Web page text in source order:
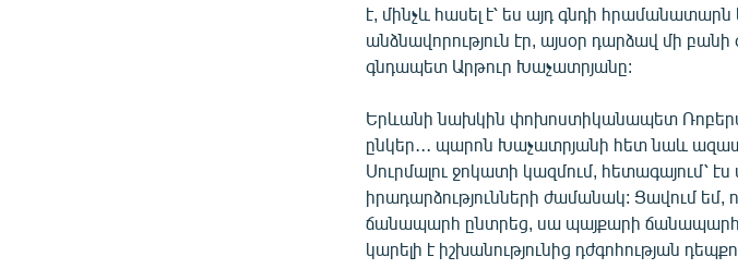
է, մինչև հասել է՝ ես այդ գնդի հրամանատարն
անձնավորություն էր, այսօր դարձավ մի
գնդապետ Արթուր Խաչատրյանը:
Երևանի նախկին փոխոստիկանապետ Ռոբերտ
ընկեր․․․ պարոն Խաչատրյանի հետ նաև
Սուրմալու ջոկատի կազմում, հետագայում՝ էս
իրադարձությունների ժամանակ: Ցավում
ճանապարհ ընտրեց, սա պայքարի ճանապարհ
կարելի է իշխանությունից դժգոհության